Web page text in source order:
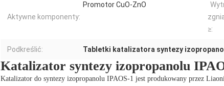
Aktywne komponenty:
Promotor CuO-ZnO
≥:
Podkreślić: Tabletki katalizatora syntezy
Katalizator syntezy izopropanolu
Katalizator do syntezy izopropanolu IPAOS-1 jest produkowany przez